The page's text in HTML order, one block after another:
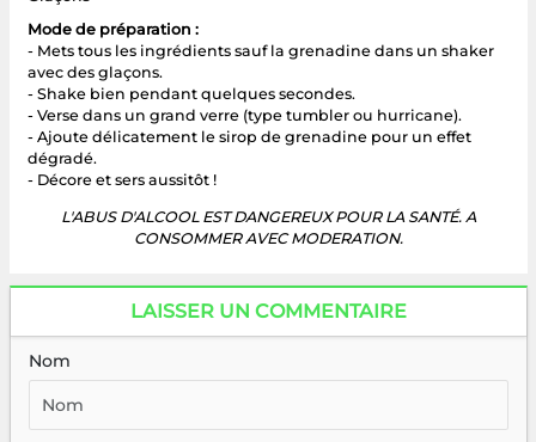
Mode de préparation :
- Mets tous les ingrédients sauf la grenadine dans un shaker
avec des glaçons.
- Shake bien pendant quelques secondes.
- Verse dans un grand verre (type tumbler ou hurricane).
- Ajoute délicatement le sirop de grenadine pour un effet
dégradé.
- Décore et sers aussitôt !
L'ABUS D'ALCOOL EST DANGEREUX POUR LA SANTÉ. A
CONSOMMER AVEC MODERATION.
LAISSER UN COMMENTAIRE
Nom